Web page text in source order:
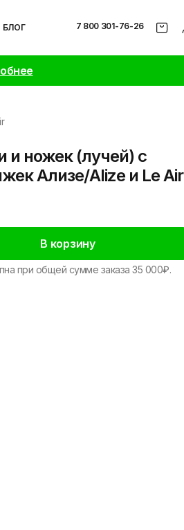
БЛОГ 7 800 301-76-26
и ножек (лучей) с
Ализе/Alize и Le Air
В корзину
при общей сумме заказа 35 000₽.